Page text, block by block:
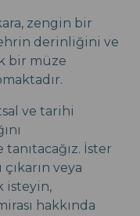
zengin bir
derinliğini ve
bir müze
ve tarihi
İster
veya
isteyin,
hakkında